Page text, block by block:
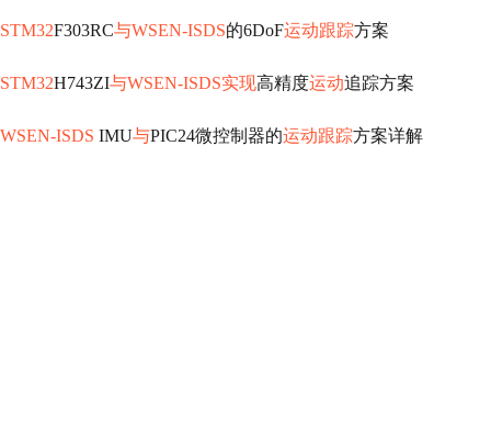
STM32F303RC与WSEN-ISDS的6DoF运动跟踪方案
STM32H743ZI与WSEN-ISDS实现高精度运动追踪方案
WSEN-ISDS IMU与PIC24微控制器的运动跟踪方案详解